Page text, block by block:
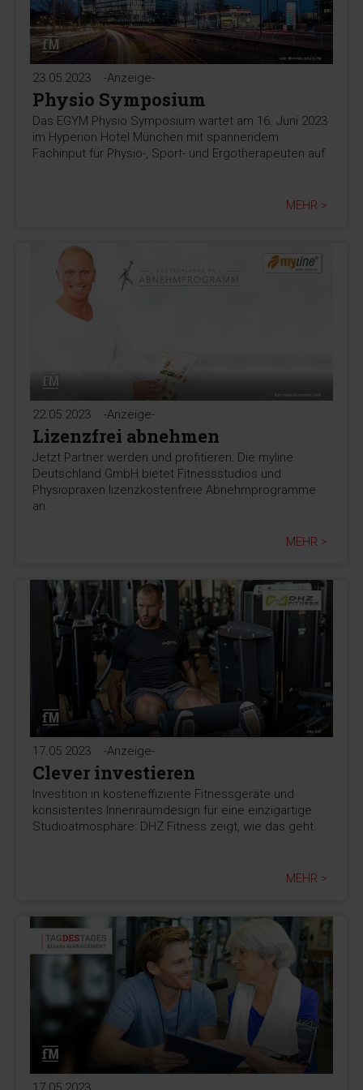
23.05.2023 -Anzeige-
Physio Symposium
Das EGYM Physio Symposium wartet am 16. Juni 2023
im Hyperion Hotel München mit spannendem
Fachinput für Physio-, Sport- und Ergotherapeuten auf.
MEHR >
22.05.2023 -Anzeige-
Lizenzfrei abnehmen
Jetzt Partner werden und profitieren: Die myline
Deutschland GmbH bietet Fitnessstudios und
Physiopraxen lizenzkostenfreie Abnehmprogramme
an.
MEHR >
17.05.2023 -Anzeige-
Clever investieren
Investition in kosteneffiziente Fitnessgeräte und
konsistentes Innenraumdesign für eine einzigartige
Studioatmosphäre: DHZ Fitness zeigt, wie das geht.
MEHR >